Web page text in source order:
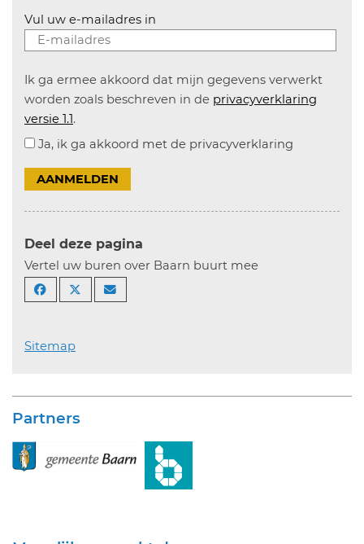
Vul uw e-mailadres in
Ik ga ermee akkoord dat mijn gegevens verwerkt
worden zoals beschreven in de privacyverklaring
versie 1.1.
Ja, ik ga akkoord met de privacyverklaring
AANMELDEN
Deel deze pagina
Vertel uw buren over Baarn buurt mee
Sitemap
Partners